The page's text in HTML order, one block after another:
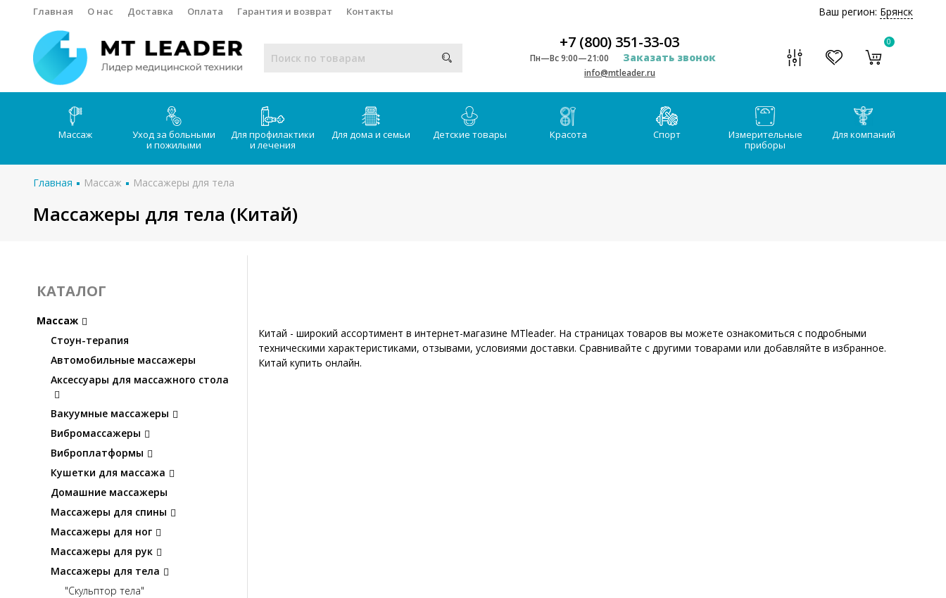
Главная О нас Доставка Оплата Гарантия и возврат Контакты Ваш регион: Брянск
+7 (800) 351-33-03
Пн—Вс 9:00—21:00 Заказать звонок
info@mtleader.ru
0
Массаж
Уход за больными
и пожилыми
Для профилактики
и лечения
Для дома и семьи Детские товары Красота Спорт
Измерительные
приборы
Для компаний
Главная Массаж Массажеры для тела
Массажеры для тела (Китай)
КАТАЛОГ
Массаж
Стоун-терапия
Автомобильные массажеры
Аксессуары для массажного стола
Вакуумные массажеры
Вибромассажеры
Виброплатформы
Кушетки для массажа
Домашние массажеры
Массажеры для спины
Массажеры для ног
Массажеры для рук
Массажеры для тела
"Скульптор тела"
Китай - широкий ассортимент в интернет-магазине MTleader. На страницах товаров вы можете ознакомиться с подробными
техническими характеристиками, отзывами, условиями доставки. Сравнивайте с другими товарами или добавляйте в избранное.
Китай купить онлайн.